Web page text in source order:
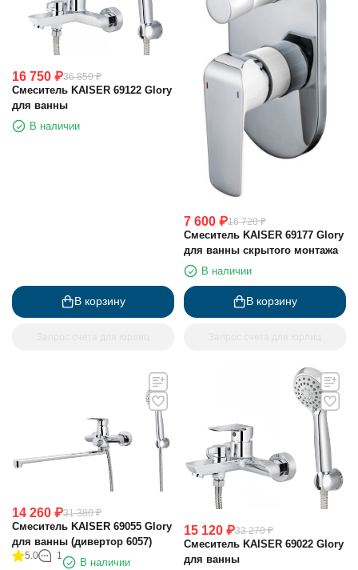
16 750 ₽36 850 ₽
Смеситель KAISER 69122 Glory
для ванны
В наличии
В корзину
7 600 ₽16 720 ₽
Смеситель KAISER 69177 Glory
для ванны скрытого монтажа
В наличии
В корзину
14 260 ₽31 380 ₽
Смеситель KAISER 69055 Glory
для ванны (дивертор 6057)
5.0 1
В наличии
15 120 ₽33 270 ₽
Смеситель KAISER 69022 Glory
для ванны